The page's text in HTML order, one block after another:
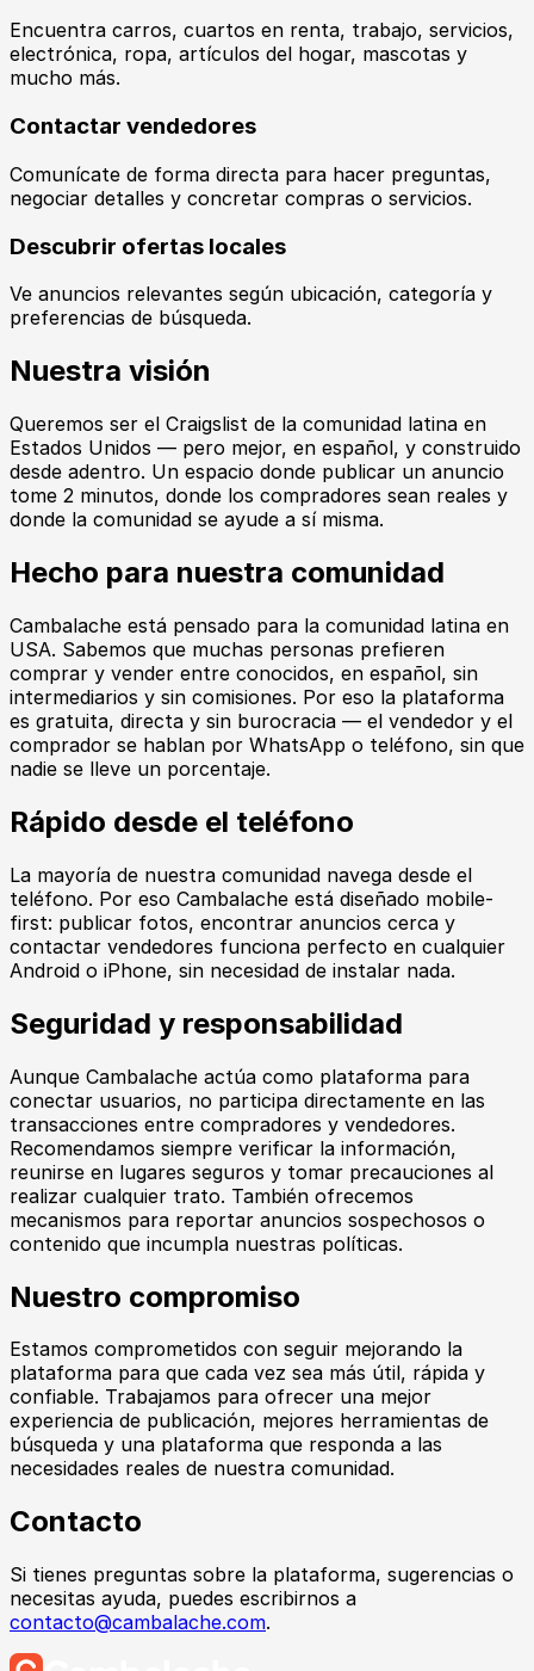
Encuentra carros, cuartos en renta, trabajo, servicios,
electrónica, ropa, artículos del hogar, mascotas y
mucho más.
Contactar vendedores
Comunícate de forma directa para hacer preguntas,
negociar detalles y concretar compras o servicios.
Descubrir ofertas locales
Ve anuncios relevantes según ubicación, categoría y
preferencias de búsqueda.
Nuestra visión
Queremos ser el Craigslist de la comunidad latina en
Estados Unidos — pero mejor, en español, y construido
desde adentro. Un espacio donde publicar un anuncio
tome 2 minutos, donde los compradores sean reales y
donde la comunidad se ayude a sí misma.
Hecho para nuestra comunidad
Cambalache está pensado para la comunidad latina en
USA. Sabemos que muchas personas prefieren
comprar y vender entre conocidos, en español, sin
intermediarios y sin comisiones. Por eso la plataforma
es gratuita, directa y sin burocracia — el vendedor y el
comprador se hablan por WhatsApp o teléfono, sin que
nadie se lleve un porcentaje.
Rápido desde el teléfono
La mayoría de nuestra comunidad navega desde el
teléfono. Por eso Cambalache está diseñado mobile-
first: publicar fotos, encontrar anuncios cerca y
contactar vendedores funciona perfecto en cualquier
Android o iPhone, sin necesidad de instalar nada.
Seguridad y responsabilidad
Aunque Cambalache actúa como plataforma para
conectar usuarios, no participa directamente en las
transacciones entre compradores y vendedores.
Recomendamos siempre verificar la información,
reunirse en lugares seguros y tomar precauciones al
realizar cualquier trato. También ofrecemos
mecanismos para reportar anuncios sospechosos o
contenido que incumpla nuestras políticas.
Nuestro compromiso
Estamos comprometidos con seguir mejorando la
plataforma para que cada vez sea más útil, rápida y
confiable. Trabajamos para ofrecer una mejor
experiencia de publicación, mejores herramientas de
búsqueda y una plataforma que responda a las
necesidades reales de nuestra comunidad.
Contacto
Si tienes preguntas sobre la plataforma, sugerencias o
necesitas ayuda, puedes escribirnos a
contacto@cambalache.com.